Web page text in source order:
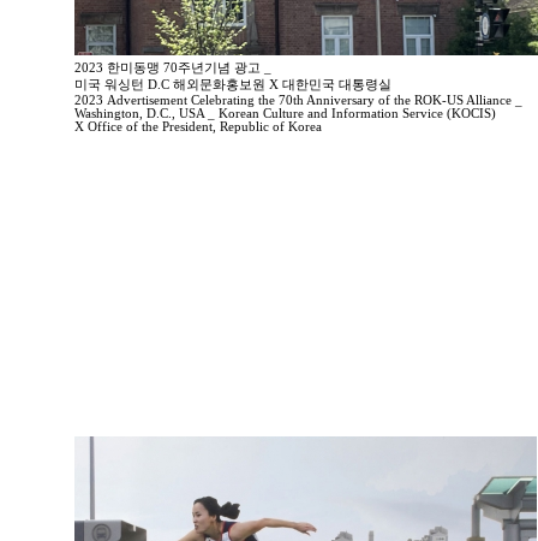
2023 한미동맹 70주년기념 광고 _
미국 워싱턴 D.C 해외문화홍보원 X 대한민국 대통령실
2023 Advertisement Celebrating the 70th Anniversary of the ROK-US Alliance _
Washington, D.C., USA _ Korean Culture and Information Service (KOCIS)
X Office of the President, Republic of Korea